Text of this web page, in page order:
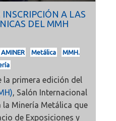
A LAS
DEL MMH
AMINER Metálica
MMH.
la primera edición del
, Salón Internacional
la Minería Metálica que
de Exposiciones y